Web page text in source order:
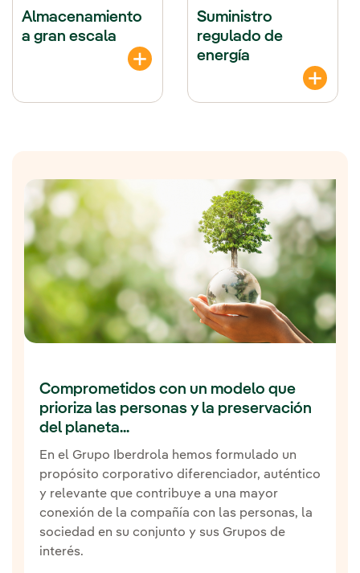
Almacenamiento
a gran escala
Suministro
regulado de
energía
Comprometidos con un modelo que
prioriza las personas y la preservación
del planeta...
En el Grupo Iberdrola hemos formulado un
propósito corporativo diferenciador, auténtico
y relevante que contribuye a una mayor
conexión de la compañía con las personas, la
sociedad en su conjunto y sus Grupos de
interés.